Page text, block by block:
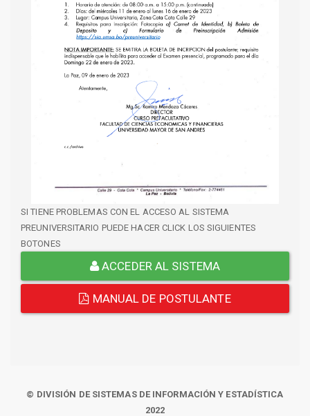
SI TIENE PROBLEMAS CON EL ACCESO AL SISTEMA
PREUNIVERSITARIO PUEDE HACER CLICK LOS SIGUIENTES
BOTONES
ACCEDER AL SISTEMA
MANUAL DE POSTULANTE
© DIVISIÓN DE SISTEMAS DE INFORMACIÓN Y ESTADÍSTICA
2022